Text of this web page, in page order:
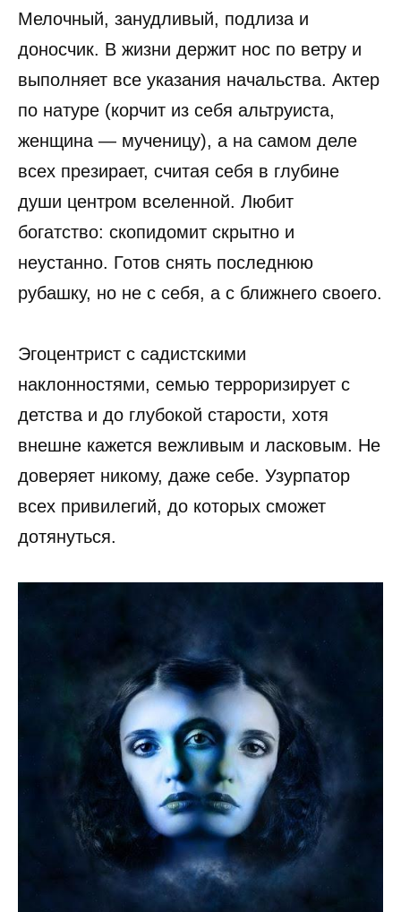
Мелочный, занудливый, подлиза и
доносчик. В жизни держит нос по ветру и
выполняет все указания начальства. Актер
по натуре (корчит из себя альтруиста,
женщина — мученицу), а на самом деле
всех презирает, считая себя в глубине
души центром вселенной. Любит
богатство: скопидомит скрытно и
неустанно. Готов снять последнюю
рубашку, но не с себя, а с ближнего своего.
Эгоцентрист с садистскими
наклонностями, семью терроризирует с
детства и до глубокой старости, хотя
внешне кажется вежливым и ласковым. Не
доверяет никому, даже себе. Узурпатор
всех привилегий, до которых сможет
дотянуться.